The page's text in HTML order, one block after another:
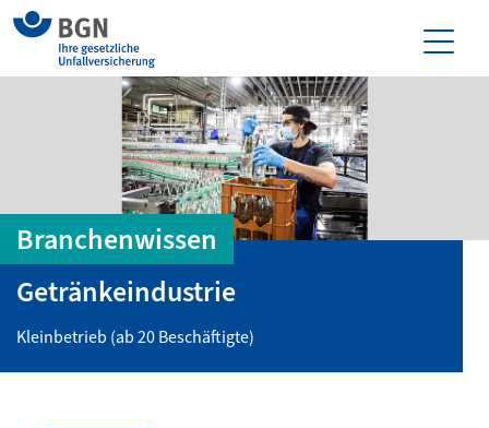
Branchenwissen
Getränkeindustrie
Kleinbetrieb (ab 20 Beschäftigte)